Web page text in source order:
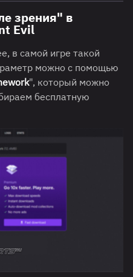
зрения" в
Evil
в самой игре такой
можно с помощью
", который можно
бесплатную